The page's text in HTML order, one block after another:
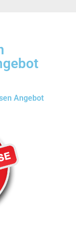
Angebot